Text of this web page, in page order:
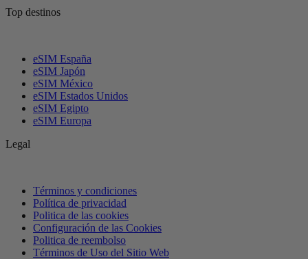
Top destinos
eSIM España
eSIM Japón
eSIM México
eSIM Estados Unidos
eSIM Egipto
eSIM Europa
Legal
Términos y condiciones
Política de privacidad
Politica de las cookies
Configuración de las Cookies
Politica de reembolso
Términos de Uso del Sitio Web